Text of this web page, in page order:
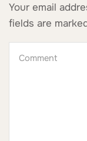
Your email
fields are